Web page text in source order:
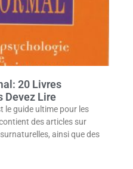
20 Livres
Devez Lire
le guide ultime pour les
des articles sur
ainsi que des